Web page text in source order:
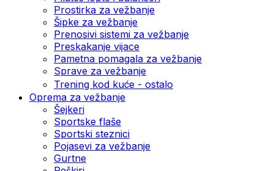
Prostirka za vežbanje
Šipke za vežbanje
Prenosivi sistemi za vežbanje
Preskakanje vijace
Pametna pomagala za vežbanje
Sprave za vežbanje
Trening kod kuće - ostalo
Oprema za vežbanje
Šejkeri
Sportske flaše
Sportski steznici
Pojasevi za vežbanje
Gurtne